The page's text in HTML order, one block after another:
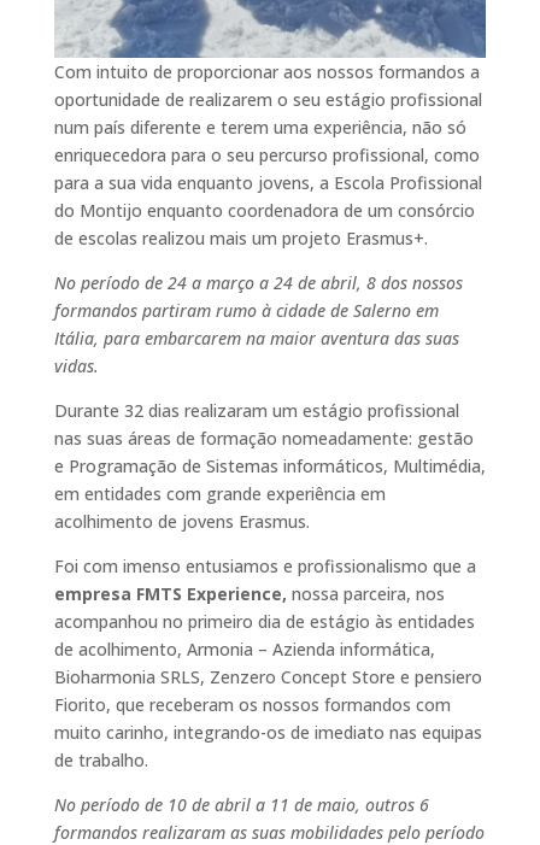
Com intuito de proporcionar aos nossos formandos a
oportunidade de realizarem o seu estágio profissional
num país diferente e terem uma experiência, não só
enriquecedora para o seu percurso profissional, como
para a sua vida enquanto jovens, a Escola Profissional
do Montijo enquanto coordenadora de um consórcio
de escolas realizou mais um projeto Erasmus+.
No período de 24 a março a 24 de abril, 8 dos nossos
formandos partiram rumo à cidade de Salerno em
Itália, para embarcarem na maior aventura das suas
vidas.
Durante 32 dias realizaram um estágio profissional
nas suas áreas de formação nomeadamente: gestão
e Programação de Sistemas informáticos, Multimédia,
em entidades com grande experiência em
acolhimento de jovens Erasmus.
Foi com imenso entusiamos e profissionalismo que a
empresa FMTS Experience, nossa parceira, nos
acompanhou no primeiro dia de estágio às entidades
de acolhimento, Armonia – Azienda informática,
Bioharmonia SRLS, Zenzero Concept Store e pensiero
Fiorito, que receberam os nossos formandos com
muito carinho, integrando-os de imediato nas equipas
de trabalho.
No período de 10 de abril a 11 de maio, outros 6
formandos realizaram as suas mobilidades pelo período